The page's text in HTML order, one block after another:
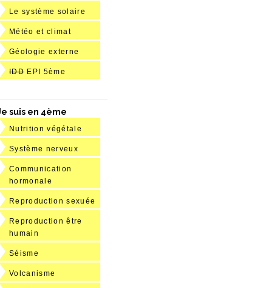
Le système solaire
Météo et climat
Géologie externe
IDD EPI 5ème
suis en 4ème
Nutrition végétale
Système nerveux
Communication
hormonale
Reproduction sexuée
Reproduction être
humain
Séisme
Volcanisme